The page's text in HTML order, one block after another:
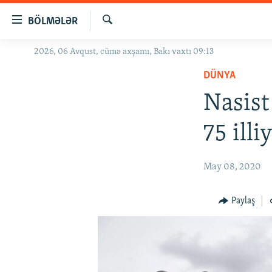
BÖLMƏLƏR
GÜNDƏM
Axtar
2026, 06 Avqust, cümə axşamı, Bakı vaxtı 09:13
DÜNYA
75
May 08, 2020
Paylaş